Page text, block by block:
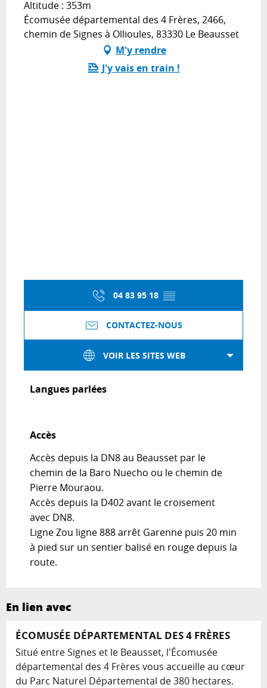
Altitude : 353m
Écomusée départemental des 4 Frères, 2466,
chemin de Signes à Ollioules, 83330 Le Beausset
M'y rendre
J'y vais en train !
04 83 95 18 ▒▒
CONTACTEZ-NOUS
VOIR LES SITES WEB
Langues parlées
Langues parlées
Accès
Accès
Accès depuis la DN8 au Beausset par le
chemin de la Baro Nuecho ou le chemin de
Pierre Mouraou.
Accès depuis la D402 avant le croisement
avec DN8.
Ligne Zou ligne 888 arrêt Garenne puis 20 min
à pied sur un sentier balisé en rouge depuis la
route.
En lien avec
ÉCOMUSÉE DÉPARTEMENTAL DES 4 FRÈRES
Situé entre Signes et le Beausset, l'Écomusée
départemental des 4 Frères vous accueille au cœur
du Parc Naturel Départemental de 380 hectares.